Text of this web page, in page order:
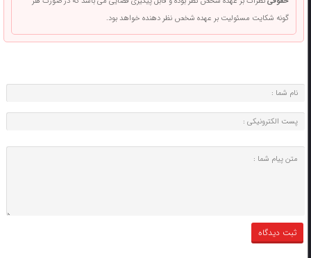
گونه شکایت مسئولیت بر عهده شخص نظر دهنده خواهد بود.